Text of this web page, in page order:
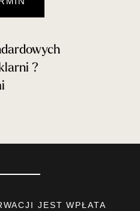
?
JEST WPŁATA